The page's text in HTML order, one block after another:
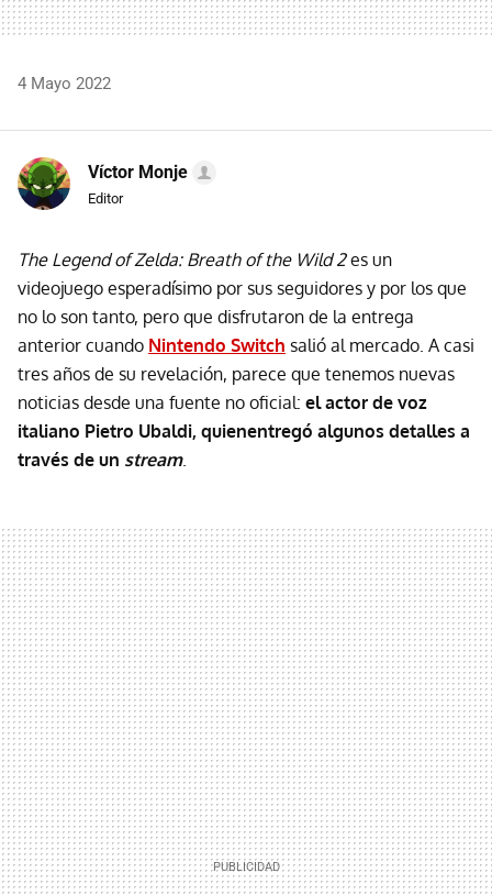
4 Mayo 2022
Víctor Monje
Editor
The Legend of Zelda: Breath of the Wild 2es un
videojuego esperadísimo por sus seguidores y por los que
no lo son tanto, pero que disfrutaron de la entrega
anterior cuando Nintendo Switch salió al mercado. A casi
tres años de su revelación, parece que tenemos nuevas
noticias desde una fuente no oficial: el actor de voz
italiano Pietro Ubaldi, quienentregó algunos detalles a
través de un stream.